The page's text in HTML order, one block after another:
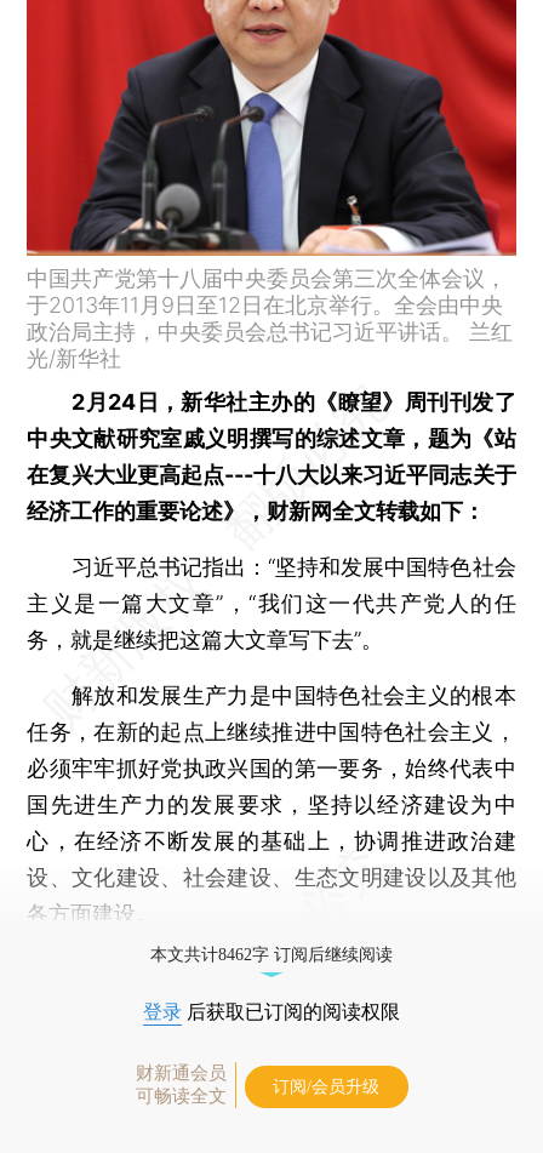
中国共产党第十八届中央委员会第三次全体会议，
于2013年11月9日至12日在北京举行。全会由中央
政治局主持，中央委员会总书记习近平讲话。 兰红
光/新华社
2月24日，新华社主办的《瞭望》周刊刊发了
中央文献研究室戚义明撰写的综述文章，题为《站
在复兴大业更高起点---十八大以来习近平同志关于
经济工作的重要论述》，财新网全文转载如下：
习近平总书记指出：“坚持和发展中国特色社会
主义是一篇大文章”，“我们这一代共产党人的任
务，就是继续把这篇大文章写下去”。
解放和发展生产力是中国特色社会主义的根本
任务，在新的起点上继续推进中国特色社会主义，
必须牢牢抓好党执政兴国的第一要务，始终代表中
国先进生产力的发展要求，坚持以经济建设为中
心，在经济不断发展的基础上，协调推进政治建
设、文化建设、社会建设、生态文明建设以及其他
各方面建设。
本文共计8462字 订阅后继续阅读
登录 后获取已订阅的阅读权限
财新通会员
可畅读全文
订阅/会员升级